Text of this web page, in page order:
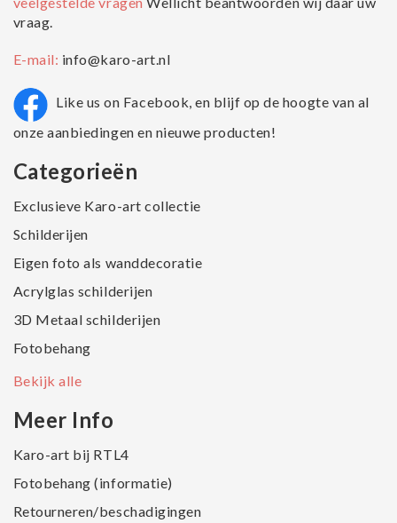
vraag.
E-mail: info@karo-art.nl
Like us on Facebook, en blijf op de hoogte van al
onze aanbiedingen en nieuwe producten!
Categorieën
Exclusieve Karo-art collectie
Schilderijen
Eigen foto als wanddecoratie
Acrylglas schilderijen
3D Metaal schilderijen
Fotobehang
Bekijk alle
Meer Info
Karo-art bij RTL4
Fotobehang (informatie)
Retourneren/beschadigingen